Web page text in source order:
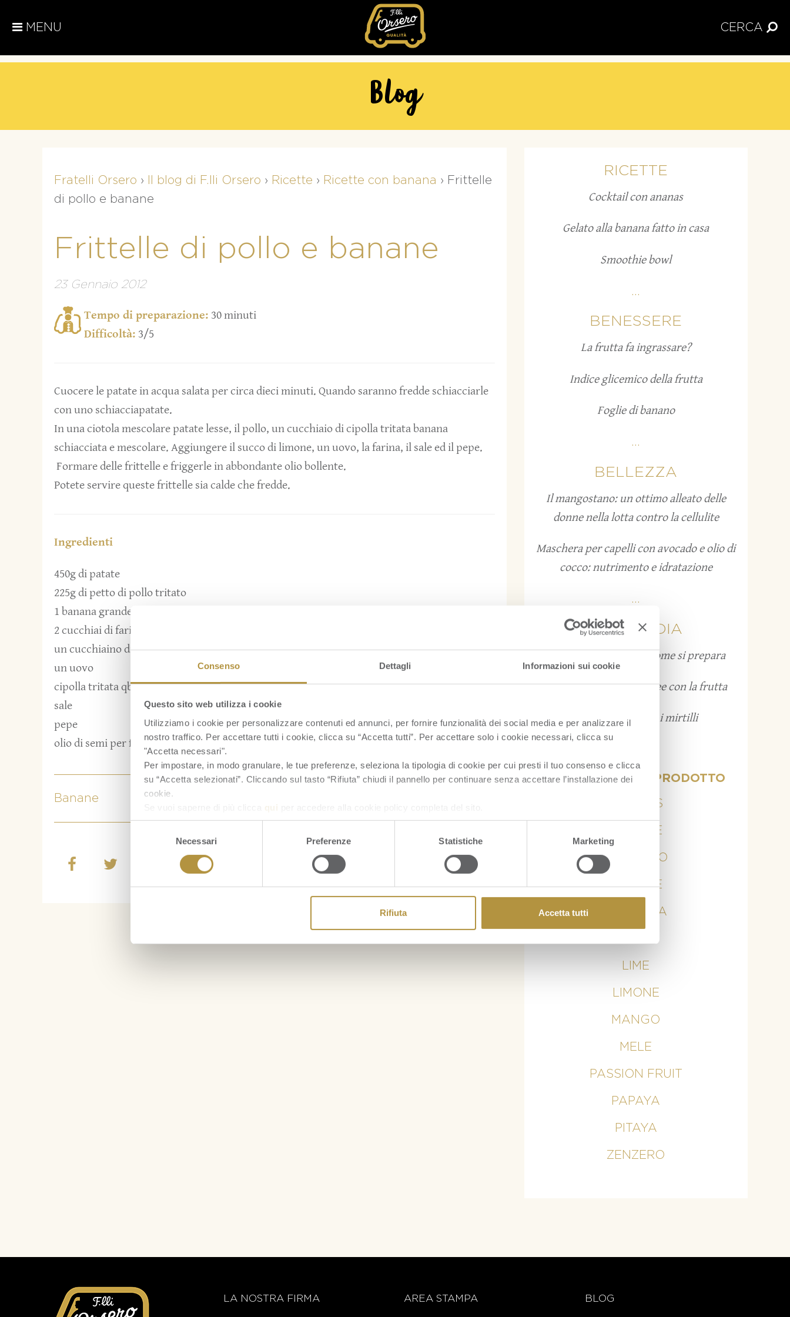
Consenso Dettagli Informazioni sui cookie
Questo sito web utilizza i cookie
Utilizziamo i cookie per personalizzare contenuti ed annunci, per fornire funzionalità dei social media e per analizzare il
nostro traffico. Per accettare tutti i cookie, clicca su “Accetta tutti”. Per accettare solo i cookie necessari, clicca su
"Accetta necessari".
Per impostare, in modo granulare, le tue preferenze, seleziona la tipologia di cookie per cui presti il tuo consenso e clicca
su “Accetta selezionati”. Cliccando sul tasto “Rifiuta” chiudi il pannello per continuare senza accettare l’installazione dei
cookie.
qui
Necessari Preferenze Statistiche Marketing
Rifiuta Accetta tutti
MENU CERCA
Blog
Fratelli Orsero › Il blog di F.lli Orsero › Ricette › Ricette con banana › Frittelle
di pollo e banane
Frittelle di pollo e banane
23 Gennaio 2012
Tempo di preparazione: 30 minuti
Difficoltà: 3/5
Cuocere le patate in acqua salata per circa dieci minuti. Quando saranno fredde schiacciarle
con uno schiacciapatate.
In una ciotola mescolare patate lesse, il pollo, un cucchiaio di cipolla tritata banana
schiacciata e mescolare. Aggiungere il succo di limone, un uovo, la farina, il sale ed il pepe.
Formare delle frittelle e friggerle in abbondante olio bollente.
Potete servire queste frittelle sia calde che fredde.
Ingredienti
450g di patate
225g di petto di pollo tritato
1 banana grande
2 cucchiai di farina
un cucchiaino di succo di limone
un uovo
cipolla tritata qb
sale
pepe
olio di semi per friggere
Banane
RICETTE
Cocktail con ananas
Gelato alla banana fatto in casa
Smoothie bowl
...
BENESSERE
La frutta fa ingrassare?
Indice glicemico della frutta
Foglie di banano
...
BELLEZZA
Il mangostano: un ottimo alleato delle
donne nella lotta contro la cellulite
Maschera per capelli con avocado e olio di
cocco: nutrimento e idratazione
...
FRUITPEDIA
Grattachecca: cos’è e come si prepara
Bruschette estive: 12 idee con la frutta
Come conservare i mirtilli
VISUALIZZA PER PRODOTTO
ANANAS
ARANCE
AVOCADO
BANANE
CURCUMA
LIME
LIMONE
MANGO
MELE
PASSION FRUIT
PAPAYA
PITAYA
ZENZERO
LA NOSTRA FIRMA AREA STAMPA BLOG